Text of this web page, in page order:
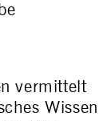
vermittelt
Wissen